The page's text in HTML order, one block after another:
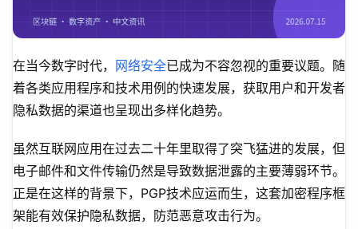
在当今数字时代， 网络安全已成为不容忽视的重要议题。随
着各类应用程序和技术用例的快速发展，获取用户和开发者
隐私数据的渠道也呈现出多样化趋势。
虽然互联网应用在过去二十年里取得了突飞猛进的发展，但
电子邮件和文件传输仍然是导致数据泄露的主要薄弱环节。
正是在这样的背景下，PGP技术应运而生，这套加密程序框
架能有效保护隐私数据，防范恶意攻击行为。